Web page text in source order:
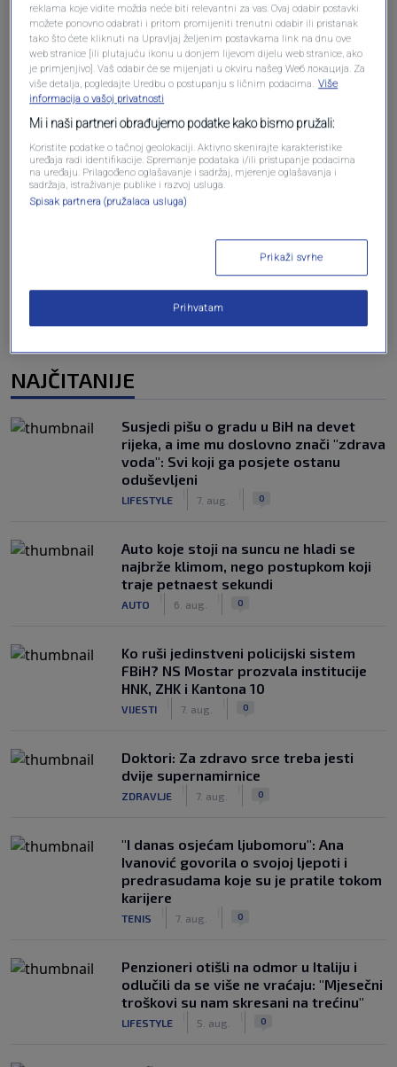
Oglas
Oglas
NAJČITANIJE
Susjedi pišu o gradu u BiH na devet
rijeka, a ime mu doslovno znači "zdrava
voda": Svi koji ga posjete ostanu
oduševljeni
LIFESTYLE 7. aug. 0
Auto koje stoji na suncu ne hladi se
najbrže klimom, nego postupkom koji
traje petnaest sekundi
AUTO 6. aug. 0
Ko ruši jedinstveni policijski sistem
FBiH? NS Mostar prozvala institucije
HNK, ZHK i Kantona 10
VIJESTI 7. aug. 0
Doktori: Za zdravo srce treba jesti
dvije supernamirnice
ZDRAVLJE 7. aug. 0
"I danas osjećam ljubomoru": Ana
Ivanović govorila o svojoj ljepoti i
predrasudama koje su je pratile tokom
karijere
TENIS 7. aug. 0
Penzioneri otišli na odmor u Italiju i
odlučili da se više ne vraćaju: "Mjesečni
troškovi su nam skresani na trećinu"
LIFESTYLE 5. aug. 0
reklama koje vidite možda neće biti relevantni za vas. Ovaj odabir postavki
možete ponovno odabrati i pritom promijeniti trenutni odabir ili pristanak
tako što ćete kliknuti na Upravljaj željenim postavkama link na dnu ove
web stranice [ili plutajuću ikonu u donjem lijevom dijelu web stranice, ako
je primjenjivo]. Vaš odabir će se mijenjati u okviru našeg Wеб локација. Za
više detalja, pogledajte Uredbu o postupanju s ličnim podacima. Više
informacija o vašoj privatnosti
Mi i naši partneri obrađujemo podatke kako bismo pružali:
Koristite podatke o tačnoj geolokaciji. Aktivno skenirajte karakteristike
uređaja radi identifikacije. Spremanje podataka i/ili pristupanje podacima
na uređaju. Prilagođeno oglašavanje i sadržaj, mjerenje oglašavanja i
sadržaja, istraživanje publike i razvoj usluga.
Spisak partnera (pružalaca usluga)
Prikaži svrhe
Prihvatam